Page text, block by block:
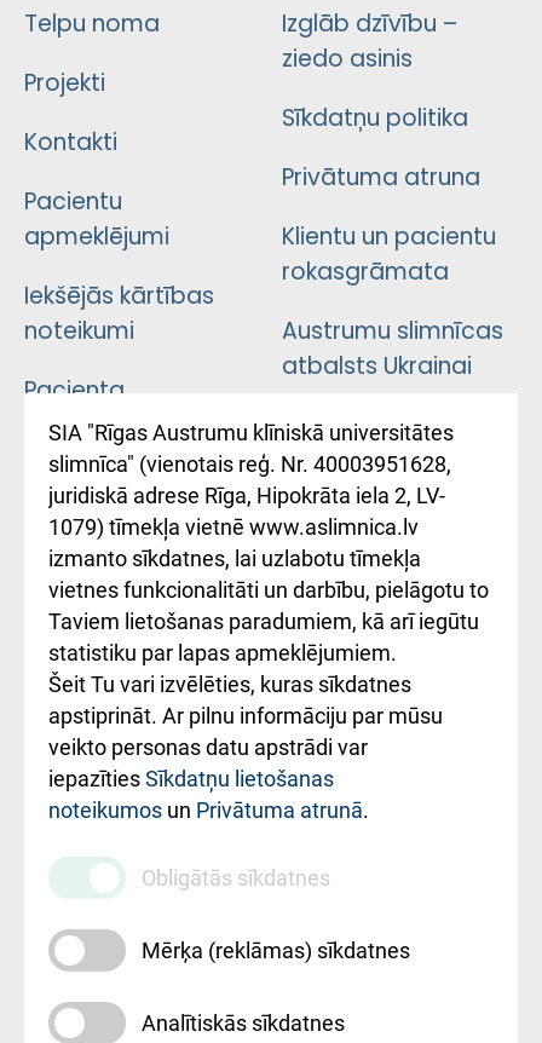
Telpu noma
Projekti
Kontakti
Pacientu
apmeklējumi
Iekšējās kārtības
noteikumi
Pacienta
atsauksmju/sūdzību
iesniegšanas
kārtība
Kā pie mums nokļūt
Rēķinu apmaksas
ceļvedis
Rekvizīti un
ārstniecības
iestādes kods
010000234
Maksas
pakalpojumu
cenrādis
Izglāb dzīvību –
ziedo asinis
Sīkdatņu politika
Privātuma atruna
Klientu un pacientu
rokasgrāmata
Austrumu slimnīcas
atbalsts Ukrainai
Підтримка Східної
лікарні та співпраця з
Україною
SIA "Rīgas Austrumu klīniskā universitātes
slimnīca" (vienotais reģ. Nr. 40003951628,
juridiskā adrese Rīga, Hipokrāta iela 2, LV-
1079) tīmekļa vietnē www.aslimnica.lv
izmanto sīkdatnes, lai uzlabotu tīmekļa
vietnes funkcionalitāti un darbību, pielāgotu to
Taviem lietošanas paradumiem, kā arī iegūtu
statistiku par lapas apmeklējumiem.
Šeit Tu vari izvēlēties, kuras sīkdatnes
apstiprināt. Ar pilnu informāciju par mūsu
veikto personas datu apstrādi var
iepazītiesSīkdatņu lietošanas
noteikumos un Privātuma atrunā.
Obligātās sīkdatnes
Mērķa (reklāmas) sīkdatnes
Analītiskās sīkdatnes